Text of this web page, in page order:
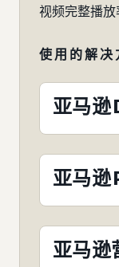
视频完整播放
使用的解决
亚马逊
亚马逊
亚马逊